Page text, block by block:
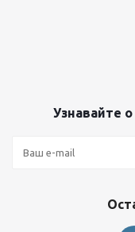
Узнавайте